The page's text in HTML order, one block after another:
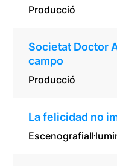
Producció
Societat Doctor
campo
Producció
La felicidad no
Escenografia